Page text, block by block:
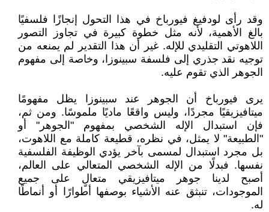
وقد رأى لودفيغ فيورباخ في هذا التحول إنجازًا فلسفيًا
بالغ الأهمية، لأنه مثل خطوة كبيرة في تجاوز التصور
اللاهوتي التقليدي للإله. غير أن هذا التقدير لم يمنعه من
توجيه نقد جذري إلى فلسفة سبينوزا، وخاصة إلى مفهوم
الجوهر الذي تقوم عليه.
يرى فيورباخ أن الجوهر عند سبينوزا يظل مفهومًا
ميتافيزيقيًا مجردًا، وليس واقعًا ماديًا ملموسًا. ومن ثم،
فإن استبدال الإله الشخصي بمفهوم "الجوهر" أو
"الطبيعة" لا يمثل، في نظره، قطيعة كاملة مع اللاهوت،
بل مجرد استبدال لمسمى بآخر يؤدي الوظيفة الفلسفية
نفسها. فبدلًا من الإله الشخصي المتعالي على العالم،
أصبح لدينا جوهر ميتافيزيقي متعالٍ على جميع
الموجودات، تنبثق عنه الأشياء بوصفها أطوارًا أو أنماطًا
له.